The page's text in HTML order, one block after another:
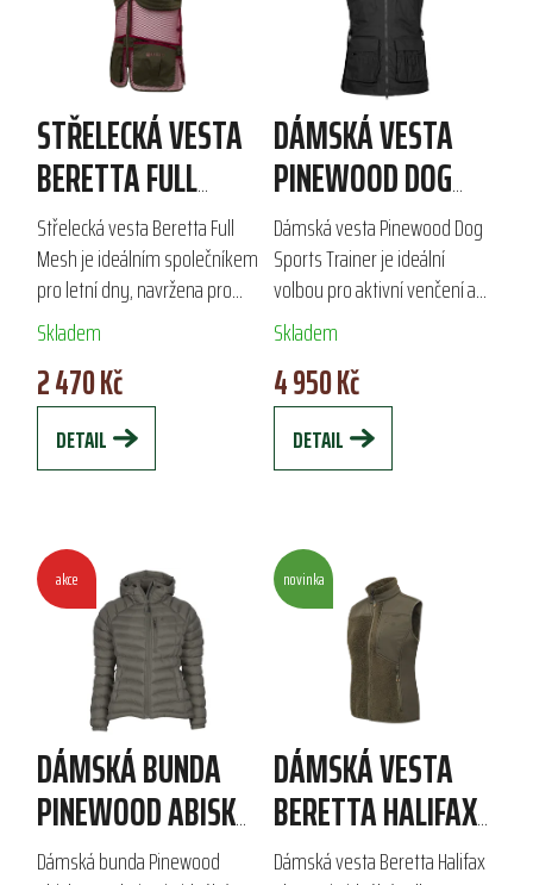
STŘELECKÁ VESTA
BERETTA FULL
MESH
Střelecká vesta Beretta Full
Mesh je ideálním společníkem
pro letní dny, navržena pro
sportovní střelbu a
outdoorové aktivity. Prodyšná
síťovina zajišťuje skvělou
ventilaci,...
Skladem
2 470 Kč
DETAIL
DÁMSKÁ VESTA
PINEWOOD DOG
SPORTS TRAINER
Dámská vesta Pinewood Dog
Sports Trainer je ideální
volbou pro aktivní venčení a
výcvik psů. Vyrobena z
odolného materiálu, je
větruodolná, voděodpudivá a
prodyšná, což zaručuje...
Skladem
4 950 Kč
DETAIL
akce
DÁMSKÁ BUNDA
PINEWOOD ABISKO
INSULATION
Dámská bunda Pinewood
novinka
DÁMSKÁ VESTA
BERETTA HALIFAX
SHERPA
Dámská vesta Beretta Halifax